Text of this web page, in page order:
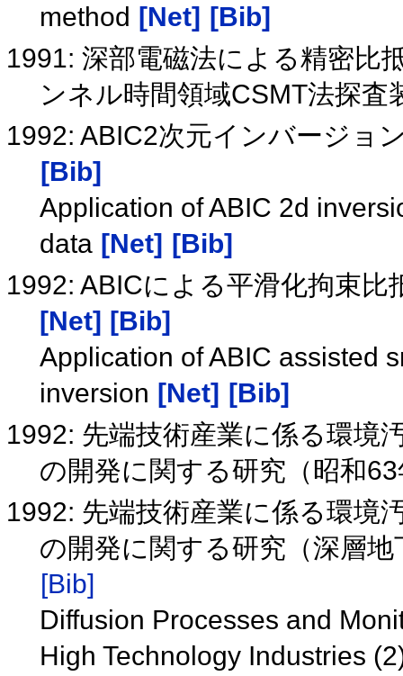
method [Net] [Bib]
1991: 深部電磁法による精密比
ンネル時間領域CSMT法探
1992: ABIC2次元インバージョ
[Bib]
Application of ABIC 2d
data [Net] [Bib]
1992: ABICによる平滑化拘束
[Net] [Bib]
Application of ABIC assisted
inversion [Net] [Bib]
1992: 先端技術産業に係る環境
の開発に関する研究（昭和
1992: 先端技術産業に係る環境
の開発に関する研究（深層
[Bib]
Diffusion Processes and
High Technology Industries